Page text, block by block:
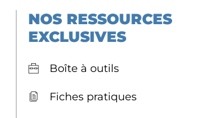
NOS RESSOURCES
EXCLUSIVES
Boîte à outils
Fiches pratiques